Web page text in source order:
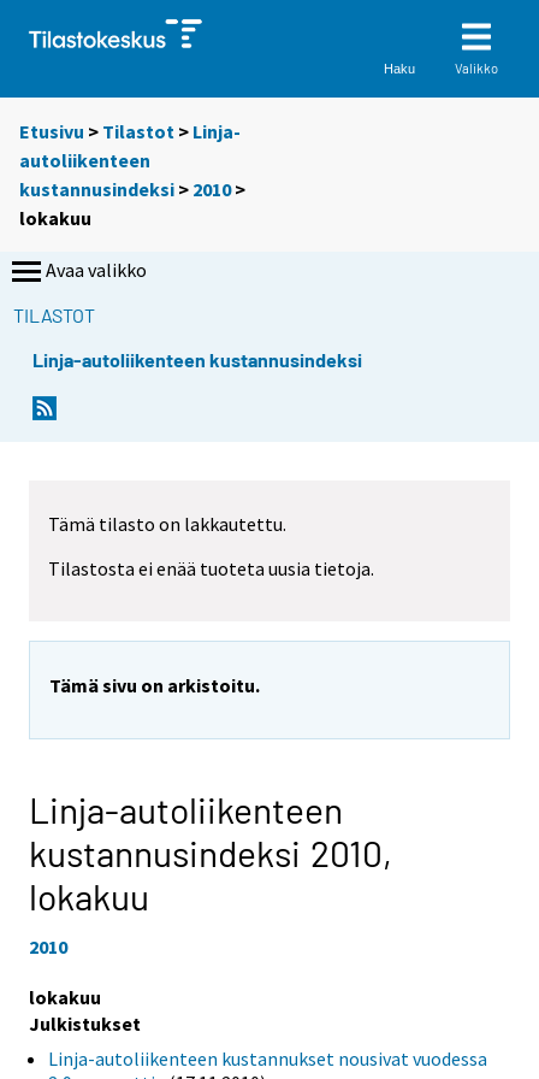
Haku Valikko
Etusivu > Tilastot > Linja-
autoliikenteen
kustannusindeksi > 2010>
lokakuu
Avaa valikko
TILASTOT
Linja-autoliikenteen kustannusindeksi
Tämä tilasto on lakkautettu.
Tilastosta ei enää tuoteta uusia tietoja.
Tämä sivu on arkistoitu.
Linja-autoliikenteen
kustannusindeksi 2010,
lokakuu
2010
lokakuu
Julkistukset
Linja-autoliikenteen kustannukset nousivat vuodessa